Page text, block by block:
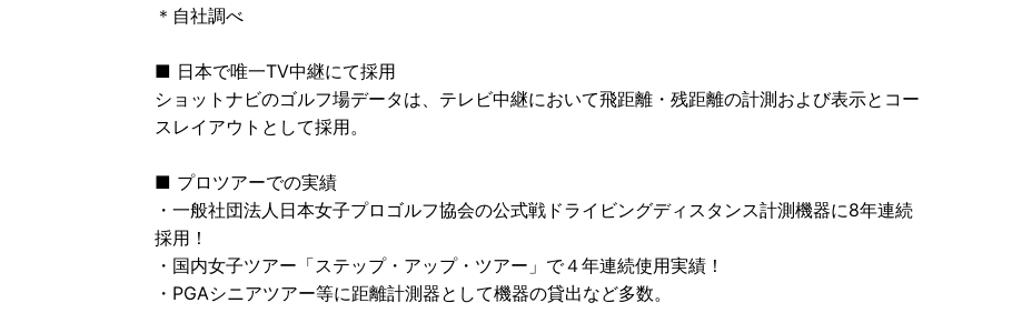
＊自社調べ
■ 日本で唯一TV中継にて採用
ショットナビのゴルフ場データは、テレビ中継において飛距離・残距離の計測および表示とコー
スレイアウトとして採用。
■ プロツアーでの実績
・一般社団法人日本女子プロゴルフ協会の公式戦ドライビングディスタンス計測機器に8年連続
採用！
・国内女子ツアー「ステップ・アップ・ツアー」で４年連続使用実績！
・PGAシニアツアー等に距離計測器として機器の貸出など多数。